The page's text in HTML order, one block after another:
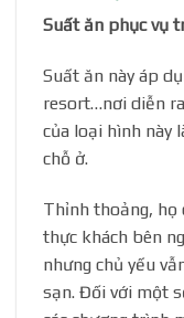
Suất ăn phục vụ
Suất ăn này áp
resort…nơi diễn
của loại hình này
chỗ ở.
Thỉnh thoảng, họ
thực khách bên
nhưng chủ yếu
sạn. Đối với một